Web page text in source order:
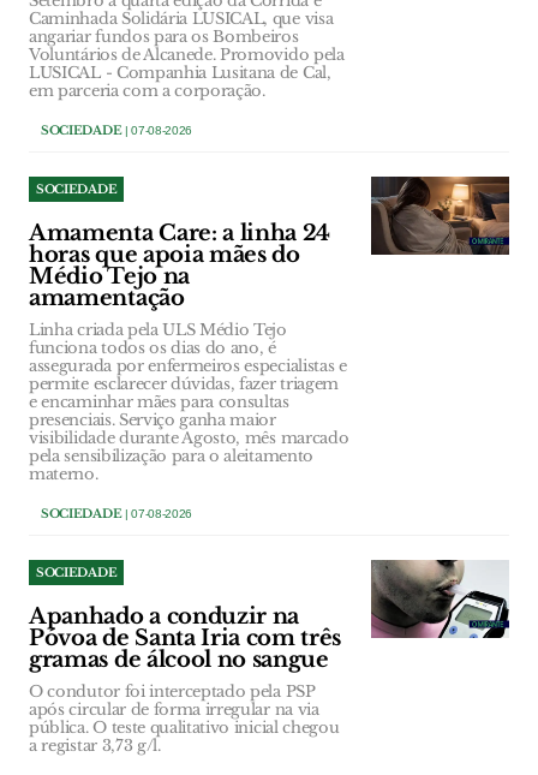
Caminhada Solidária LUSICAL, que visa
angariar fundos para os Bombeiros
Voluntários de Alcanede. Promovido pela
LUSICAL - Companhia Lusitana de Cal,
em parceria com a corporação.
SOCIEDADE| 07-08-2026
SOCIEDADE
Amamenta Care: a linha 24
horas que apoia mães do
Médio Tejo na
amamentação
Linha criada pela ULS Médio Tejo
funciona todos os dias do ano, é
assegurada por enfermeiros especialistas e
permite esclarecer dúvidas, fazer triagem
e encaminhar mães para consultas
presenciais. Serviço ganha maior
visibilidade durante Agosto, mês marcado
pela sensibilização para o aleitamento
materno.
SOCIEDADE| 07-08-2026
SOCIEDADE
Apanhado a conduzir na
Póvoa de Santa Iria com três
gramas de álcool no sangue
O condutor foi interceptado pela PSP
após circular de forma irregular na via
pública. O teste qualitativo inicial chegou
a registar 3,73 g/l.